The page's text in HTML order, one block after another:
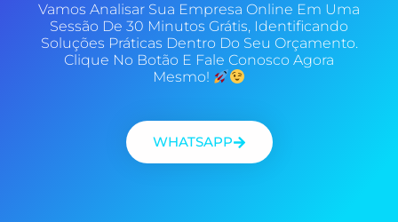
Vamos Analisar Sua Empresa Online Em Uma
Sessão De 30 Minutos Grátis, Identificando
Soluções Práticas Dentro Do Seu Orçamento.
Clique No Botão E Fale Conosco Agora
Mesmo!
WHATSAPP